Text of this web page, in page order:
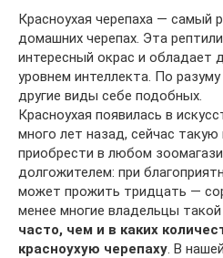
Красноухая черепаха — самый
домашних черепах. Эта
интересный окрас и обладает
уровнем интеллекта. По
другие виды себе подобных.
Красноухая появилась в
много лет назад, сейчас
приобрести в любом
долгожителем: при
может прожить тридцать —
менее многие владельцы
часто, чем и в каких
красноухую черепаху. В